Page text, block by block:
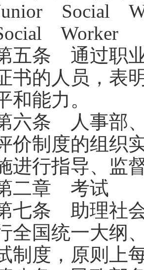
Social
Worker
条 通过职业
书的人员，表
和能力。
条 人事部、
价制度的组织
进行指导、监
章 考试
条 助理社会
全国统一大纲
制度，原则上